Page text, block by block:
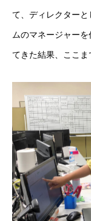
て、ディレクター
ムのマネージャー
てきた結果、ここま